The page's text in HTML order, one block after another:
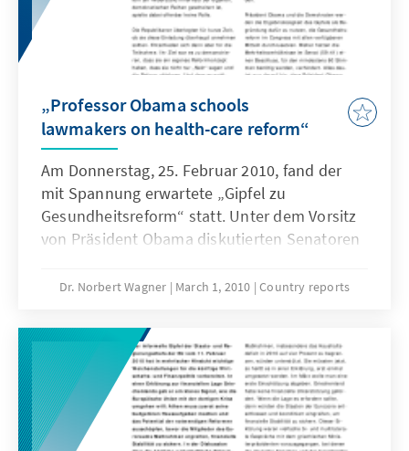
„Professor Obama schools
lawmakers on health-care reform“
Am Donnerstag, 25. Februar 2010, fand der
mit Spannung erwartete „Gipfel zu
Gesundheitsreform“ statt. Unter dem Vorsitz
von Präsident Obama diskutierten Senatoren
und Republikaner darüber, ob und wie ein
gefunden werden könne. Die Diskussion
dauerte sieben Stunden und wurde direkt im
Fernsehen übertragen.
Dr. Norbert Wagner March 1, 2010 Country reports